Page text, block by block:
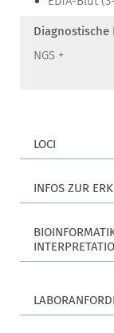
Diagnostische
NGS +
LOCI
INFOS ZUR